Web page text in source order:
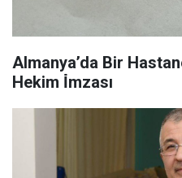
Almanya’da Bir
Hekim İ̇mzası